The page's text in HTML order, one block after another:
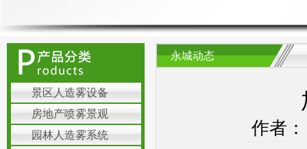
景区人造雾设备
房地产喷雾景观
园林人造雾系统
永城动态
作者